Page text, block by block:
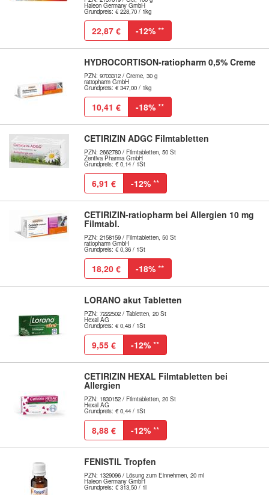
Haleon Germany GmbH
Grundpreis: € 228,70 / 1kg
22,87 € -12% **
HYDROCORTISON-ratiopharm 0,5% Creme
PZN: 9703312 / Creme, 30 g
ratiopharm GmbH
Grundpreis: € 347,00 / 1kg
10,41 € -18% **
CETIRIZIN ADGC Filmtabletten
PZN: 2662780 / Filmtabletten, 50 St
Zentiva Pharma GmbH
Grundpreis: € 0,14 / 1St
6,91 € -12% **
CETIRIZIN-ratiopharm bei Allergien 10 mg
Filmtabl.
PZN: 2158159 / Filmtabletten, 50 St
ratiopharm GmbH
Grundpreis: € 0,36 / 1St
18,20 € -18% **
LORANO akut Tabletten
PZN: 7222502 / Tabletten, 20 St
Hexal AG
Grundpreis: € 0,48 / 1St
9,55 € -12% **
CETIRIZIN HEXAL Filmtabletten bei
Allergien
PZN: 1830152 / Filmtabletten, 20 St
Hexal AG
Grundpreis: € 0,44 / 1St
8,88 € -12% **
FENISTIL Tropfen
PZN: 1329096 / Lösung zum Einnehmen, 20 ml
Haleon Germany GmbH
Grundpreis: € 313,50 / 1l